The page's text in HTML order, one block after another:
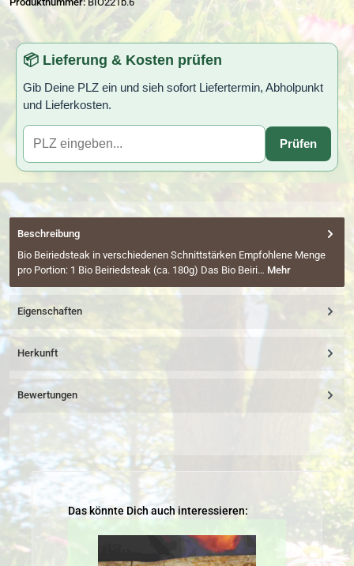
📦 Lieferung & Kosten prüfen
Gib Deine PLZ ein und sieh sofort Liefertermin, Abholpunkt
und Lieferkosten.
Prüfen
Beschreibung
Bio Beiriedsteak in verschiedenen Schnittstärken Empfohlene Menge
pro Portion: 1 Bio Beiriedsteak (ca. 180g) Das Bio Beiri… Mehr
Eigenschaften
Herkunft
Bewertungen
Produktgalerie überspringen
Das könnte Dich auch interessieren: